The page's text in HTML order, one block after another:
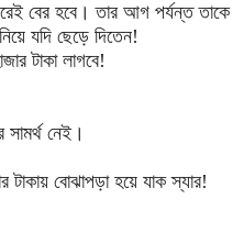
বের হবে। তার আগ পর্যন্ত
যদি ছেড়ে দিতেন!
টাকা লাগবে!
সামর্থ নেই।
টাকায় বোঝাপড়া হয়ে যাক স্যার!